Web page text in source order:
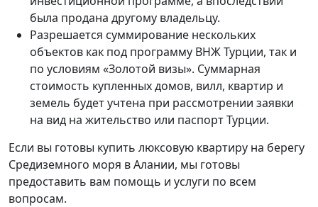
была продана другому владельцу.
Разрешается суммирование нескольких
объектов как под программу ВНЖ Турции, так и
по условиям «Золотой визы». Суммарная
стоимость купленных домов, вилл, квартир и
земель будет учтена при рассмотрении заявки
на вид на жительство или паспорт Турции.
Если вы готовы купить люксовую квартиру на берегу
Средиземного моря в Алании, мы готовы
предоставить вам помощь и услуги по всем
вопросам.